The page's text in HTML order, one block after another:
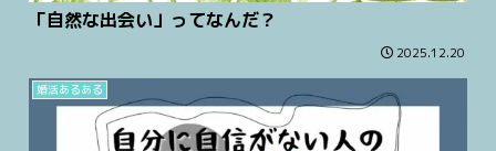
「自然な出会い」ってなんだ？
2025.12.20
婚活あるある